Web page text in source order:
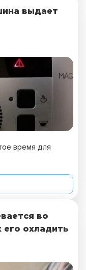
выдает
время для
во
его охладить